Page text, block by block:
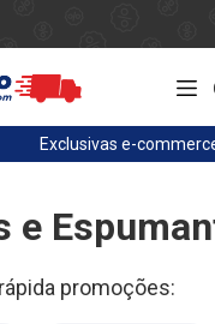
Exclusivas e-
e
promoções: